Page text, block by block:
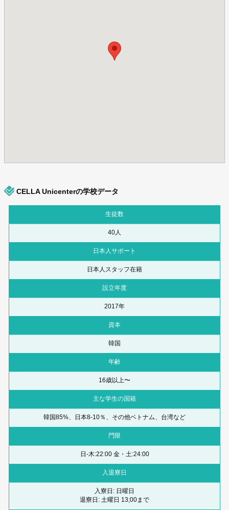
CELLA Unicenterの学校データ
生徒数
40人
日本人サポート
日本人スタッフ在籍
設立年度
2017年
資本
韓国
年齢
16歳以上〜
主な学生の国籍
韓国85%、日本8-10％、その他ベトナム、台湾など
門限
日-木:22:00 金・土:24:00
入退寮日
入寮日: 日曜日
退寮日: 土曜日 13;00まで